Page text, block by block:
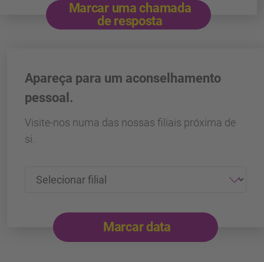
Marcar uma chamada
de resposta
Apareça para um aconselhamento
pessoal.
Visite-nos numa das nossas filiais próxima de
si.
Marcar data